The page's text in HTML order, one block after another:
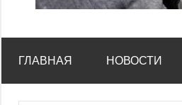
ГЛАВНАЯ НОВОСТИ